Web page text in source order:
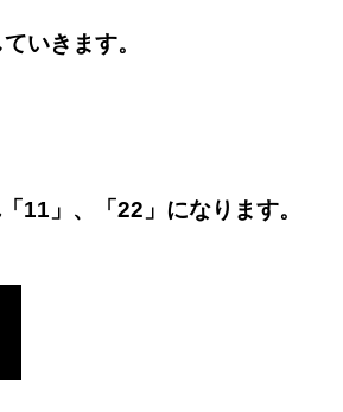
いきます。
」、「22」になります。